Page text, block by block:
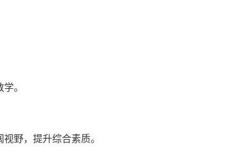
。
野，提升综合素质。